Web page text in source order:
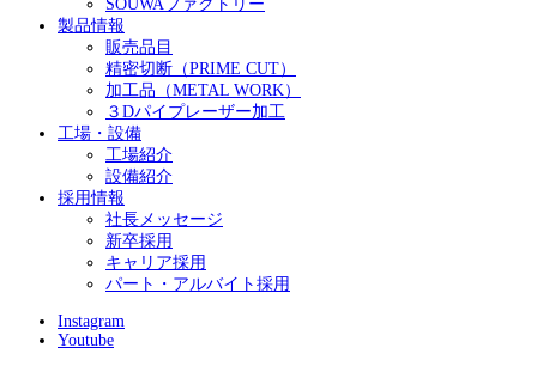
SOUWAファクトリー
製品情報
販売品目
精密切断（PRIME CUT）
加工品（METAL WORK）
３Dパイプレーザー加工
工場・設備
工場紹介
設備紹介
採用情報
社長メッセージ
新卒採用
キャリア採用
パート・アルバイト採用
Instagram
Youtube